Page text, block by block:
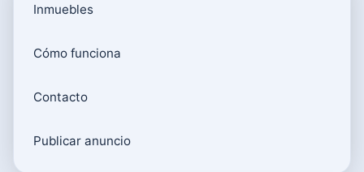
Inmuebles
Cómo funciona
Contacto
Publicar anuncio